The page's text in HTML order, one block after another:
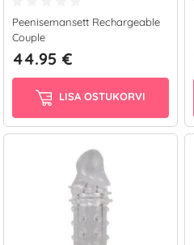
Peenisemansett Rechargeable
Couple
44.95 €
LISA OSTUKORVI